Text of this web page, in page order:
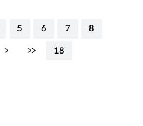
5 6 7 8
> >> 18